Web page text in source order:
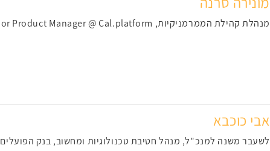
מנהלת קהילת הממרמניקיות, Senior Product Manager @ Cal.platform
אבי כוכבא
לשעבר משנה למנכ"ל, מנהל חטיבת טכנולוגיות ומחשוב, בנק הפועלים